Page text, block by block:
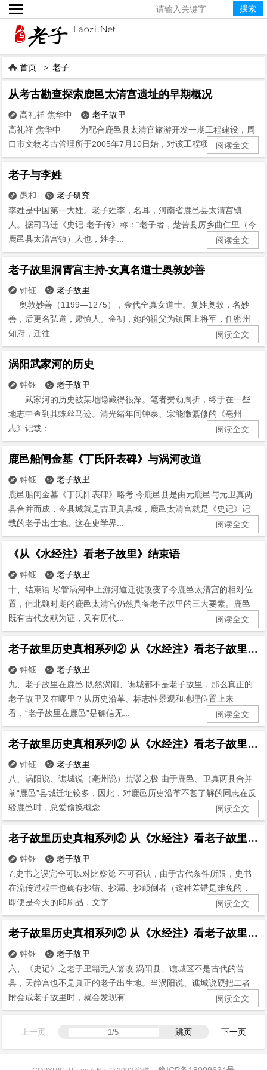

 首页 >老子
从考古勘查探索鹿邑太清宫遗址的早期概况
 高礼祥 焦华中  老子故里
高礼祥 焦华中 为配合鹿邑县太清官旅游开发一期工程建设，周
口市文物考古管理所于2005年7月10日始，对该工程项目范围内...
阅读全文
老子与李姓
 愚和  老子研究
李姓是中国第一大姓。老子姓李，名耳，河南省鹿邑县太清宫镇
人。据司马迁《史记·老子传》称：“老子者，楚苦县厉乡曲仁里（今
鹿邑县太清宫镇）人也，姓李...
阅读全文
老子故里洞霄宫主持-女真名道士奥敦妙善
 钟钰  老子故里
奥敦妙善（1199—1275），金代全真女道士。复姓奥敦，名妙
善，后更名弘道，肃慎人。金初，她的祖父为镇国上将军，任密州
知府，迁往...
阅读全文
涡阳武家河的历史
 钟钰  老子故里
武家河的历史被某地隐藏得很深。笔者费劲周折，终于在一些
地志中查到其蛛丝马迹。清光绪年间钟泰、宗能徵纂修的《亳州
志》记载：...
阅读全文
鹿邑船闸金墓《丁氏阡表碑》与涡河改道
 钟钰  老子故里
鹿邑船闸金墓《丁氏阡表碑》略考 今鹿邑县是由元鹿邑与元卫真两
县合并而成，今县城就是古卫真县城，鹿邑太清宫就是《史记》记
载的老子出生地。这在史学界...
阅读全文
《从《水经注》看老子故里》结束语
 钟钰  老子故里
十、结束语 尽管涡河中上游河道迁徙改变了今鹿邑太清宫的相对位
置，但北魏时期的鹿邑太清宫仍然具备老子故里的三大要素。鹿邑
既有古代文献为证，又有历代...
阅读全文
老子故里历史真相系列② 从《水经注》看老子故里(9)
 钟钰  老子故里
九、老子故里在鹿邑 既然涡阳、谯城都不是老子故里，那么真正的
老子故里又在哪里？从历史沿革、标志性景观和地理位置上来
看，“老子故里在鹿邑”是确信无...
阅读全文
老子故里历史真相系列② 从《水经注》看老子故里(8)
 钟钰  老子故里
八、涡阳说、谯城说（亳州说）荒谬之极 由于鹿邑、卫真两县合并
前“鹿邑”县城迁址较多，因此，对鹿邑历史沿革不甚了解的同志在反
驳鹿邑时，总爱偷换概念...
阅读全文
老子故里历史真相系列② 从《水经注》看老子故里(7)
 钟钰  老子故里
7.史书之误完全可以对比察觉 不可否认，由于古代条件所限，史书
在流传过程中也确有抄错、抄漏、抄颠倒者（这种差错是难免的，
即便是今天的印刷品，文字...
阅读全文
老子故里历史真相系列② 从《水经注》看老子故里(6)
 钟钰  老子故里
六、《史记》之老子里籍无人篡改 涡阳县、谯城区不是古代的苦
县，天静宫也不是真正的老子出生地。当涡阳说、谯城说硬把二者
附会成老子故里时，就会发现有...
阅读全文
上一页 跳页 下一页